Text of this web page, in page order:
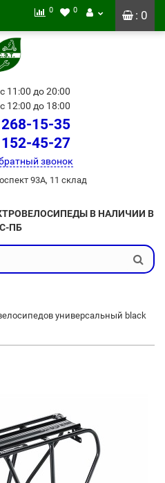
: 0
0 0
11:00 до 20:00
12:00 до 18:00
268-15-35
152-45-27
звонок
93А, 11 склад
В НАЛИЧИИ В
С-ПБ
универсальный black